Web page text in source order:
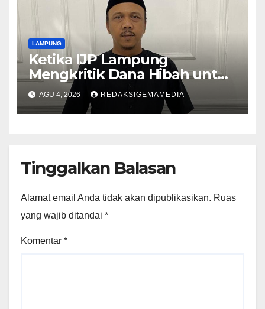
LAMPUNG
Ketika IJP Lampung
Mengkritik Dana Hibah untuk
Kejati
AGU 4, 2026 REDAKSIGEMAMEDIA
Tinggalkan Balasan
Alamat email Anda tidak akan dipublikasikan. Ruas
yang wajib ditandai *
Komentar *